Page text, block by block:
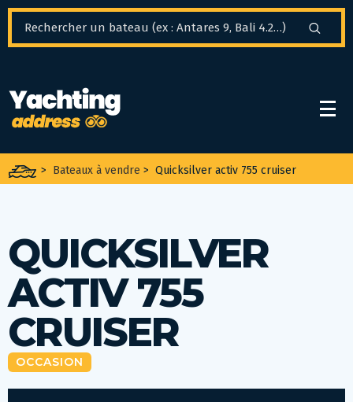
> Bateaux à vendre > Quicksilver activ 755 cruiser
QUICKSILVER
ACTIV 755
CRUISER
OCCASION
Panneau de gestion des cookies